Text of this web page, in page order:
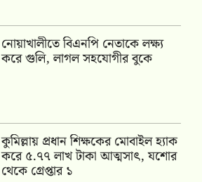
নোয়াখালীতে বিএনপি নেতাকে লক্ষ্য
করে গুলি, লাগল সহযোগীর বুকে
কুমিল্লায় প্রধান শিক্ষকের মোবাইল হ্যাক
করে ৫.৭৭ লাখ টাকা আত্মসাৎ, যশোর
থেকে গ্রেপ্তার ১